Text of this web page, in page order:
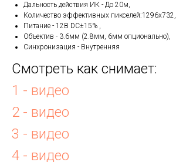
Дальность действия ИК - До 20м,
Количество эффективных пикселей:1296х732,
Питание - 12В DC±15% ,
Объектив - 3.6мм (2.8мм, 6мм опционально),
Синхронизация - Внутренняя
Смотреть как снимает:
1 - видео
2 - видео
3 - видео
4 - видео